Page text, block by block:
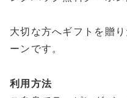
大切な方へギフトを贈
ーンです。
利用方法